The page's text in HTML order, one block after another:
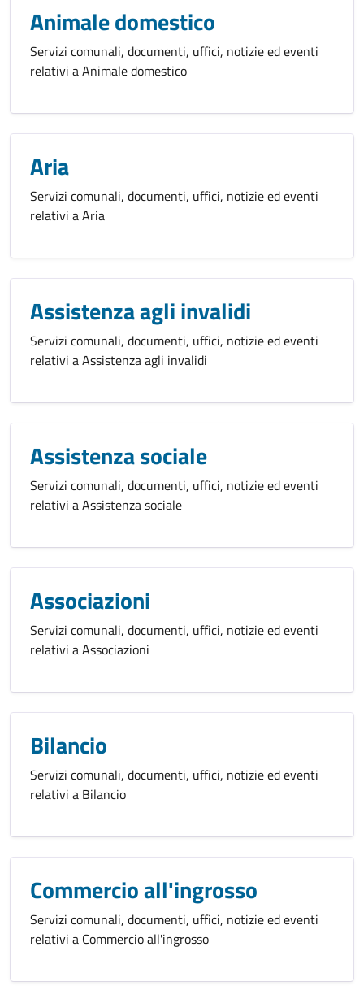
Animale domestico
Servizi comunali, documenti, uffici, notizie ed eventi
relativi a Animale domestico
Aria
Servizi comunali, documenti, uffici, notizie ed eventi
relativi a Aria
Assistenza agli invalidi
Servizi comunali, documenti, uffici, notizie ed eventi
relativi a Assistenza agli invalidi
Assistenza sociale
Servizi comunali, documenti, uffici, notizie ed eventi
relativi a Assistenza sociale
Associazioni
Servizi comunali, documenti, uffici, notizie ed eventi
relativi a Associazioni
Bilancio
Servizi comunali, documenti, uffici, notizie ed eventi
relativi a Bilancio
Commercio all'ingrosso
Servizi comunali, documenti, uffici, notizie ed eventi
relativi a Commercio all'ingrosso